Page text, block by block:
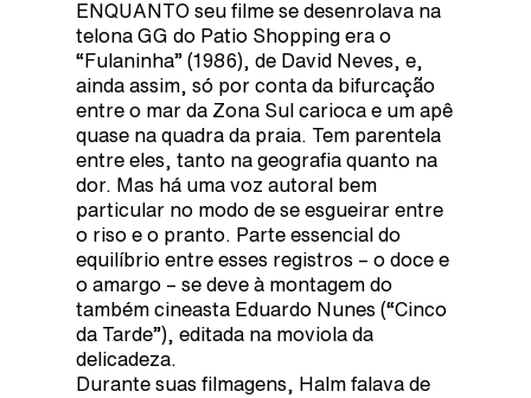
ENQUANTO seu filme se desenrolava na
telona GG do Patio Shopping era o
“Fulaninha” (1986), de David Neves, e,
ainda assim, só por conta da bifurcação
entre o mar da Zona Sul carioca e um apê
quase na quadra da praia. Tem parentela
entre eles, tanto na geografia quanto na
dor. Mas há uma voz autoral bem
particular no modo de se esgueirar entre
o riso e o pranto. Parte essencial do
equilíbrio entre esses registros – o doce e
o amargo – se deve à montagem do
também cineasta Eduardo Nunes (“Cinco
da Tarde”), editada na moviola da
delicadeza.
Durante suas filmagens, Halm falava de